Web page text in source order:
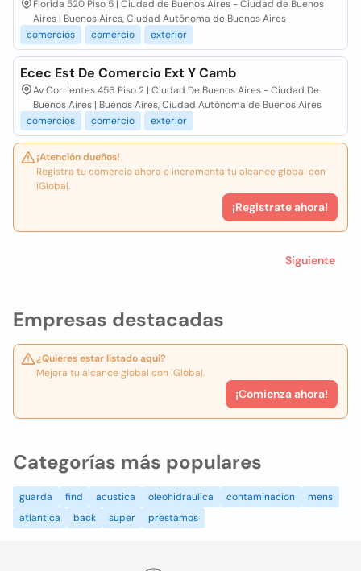
Empresas destacadas
¿Quieres estar listado aquí?
Mejora tu alcance global con iGlobal.
¡Comienza ahora!
Florida 520 Piso 5 | Ciudad de Buenos Aires - Ciudad de Buenos
Aires | Buenos Aires, Ciudad Autónoma de Buenos Aires
comercios
comercio exterior
Ecec Est De Comercio Ext Y Camb
Av Corrientes 456 Piso 2 | Ciudad De Buenos Aires - Ciudad De
Buenos Aires | Buenos Aires, Ciudad Autónoma de Buenos Aires
comercios
comercio exterior
¡Atención dueños!
Registra tu comercio ahora e incrementa tu alcance global con
iGlobal.
¡Registrate ahora!
Siguiente
Categorías más populares
guarda find acustica oleohidraulica contaminacion
mens
atlantica
back super prestamos